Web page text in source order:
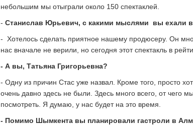
небольшим мы отыграли около 150 спектаклей.
- Станислав Юрьевич, с какими мыслями вы ехали в
- Хотелось сделать приятное нашему продюсеру. Он
нас вначале не верили, но сегодня этот спектакль в
- А вы, Татьяна Григорьевна?
- Одну из причин Стас уже назвал. Кроме того, просто
очень давно здесь не были. Здесь много всего, от чего
посмотреть. Я думаю, у нас будет на это время.
- Помимо Шымкента вы планировали гастроли в